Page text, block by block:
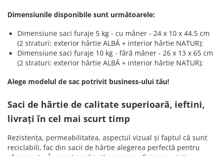
Dimensiunile disponibile sunt următoarele:
Dimensiune saci furaje 5 kg - cu mâner - 24 x 10 x 44.5 cm
(2 straturi: exterior hârtie ALBĂ + interior hârtie NATUR);
Dimensiune saci furaje 10 kg - fără mâner - 26 x 13 x 65 cm
(2 straturi: exterior hârtie ALBĂ + interior hârtie NATUR);
Alege modelul de sac potrivit business-ului tău!
Saci de hârtie de calitate superioară, ieftini,
livrați în cel mai scurt timp
Rezistența, permeabilitatea, aspectul vizual și faptul că sunt
reciclabili, fac din sacii de hârtie alegerea perfectă pentru